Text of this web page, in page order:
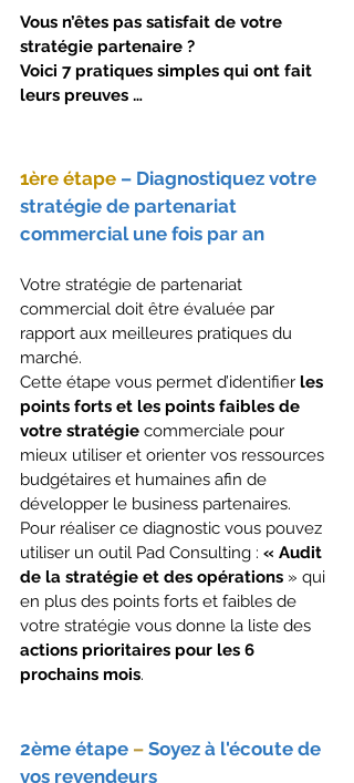
Vous n’êtes pas satisfait de votre
stratégie partenaire ?
Voici 7 pratiques simples qui ont fait
leurs preuves …
1ère étape – Diagnostiquez votre
stratégie de partenariat
commercial une fois par an
Votre stratégie de partenariat
commercial doit être évaluée par
rapport aux meilleures pratiques du
marché.
Cette étape vous permet d’identifier les
points forts et les points faibles de
votre stratégie commerciale pour
mieux utiliser et orienter vos ressources
budgétaires et humaines afin de
développer le business partenaires.
Pour réaliser ce diagnostic vous pouvez
utiliser un outil Pad Consulting : « Audit
de la stratégie et des opérations » qui
en plus des points forts et faibles de
votre stratégie vous donne la liste des
actions prioritaires pour les 6
prochains mois.
2ème étape – Soyez à l'écoute de
vos revendeurs